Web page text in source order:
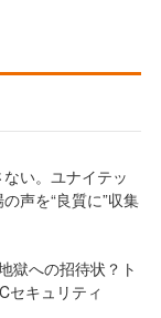
ない。ユナイテッ
声を“良質に”収集
獄への招待状？ト
セキュリティ